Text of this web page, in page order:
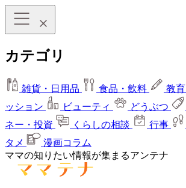
カテゴリ
雑貨・日用品 食品・飲料 教育
ッション
ビューティ どうぶつ
ネー・投資
くらしの相談 行事
タメ
漫画コラム
ママの知りたい情報が集まるアンテナ